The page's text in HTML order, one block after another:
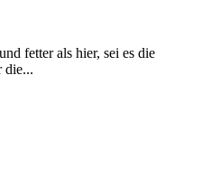
fetter als hier, sei es die
die...